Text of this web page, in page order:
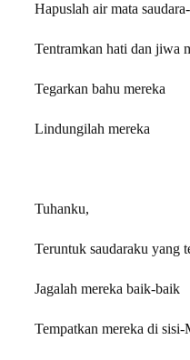
Hapuslah air mata
Tentramkan hati dan jiwa
Tegarkan bahu mereka
Lindungilah mereka
Tuhanku,
Teruntuk saudaraku yang
Jagalah mereka baik-baik
Tempatkan mereka di sisi-